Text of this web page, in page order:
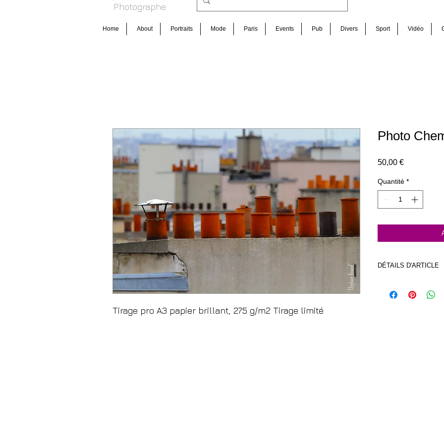
Photog raphe
Home About Portraits Mode Paris Events Pub Divers Sport Vidéo
Tirage pro A3 papier brillant, 275 g/m2 Tirage limité
Photo
50,00 €Prix
Quantité *
DÉTAILS D'ARTICLE
g/m2